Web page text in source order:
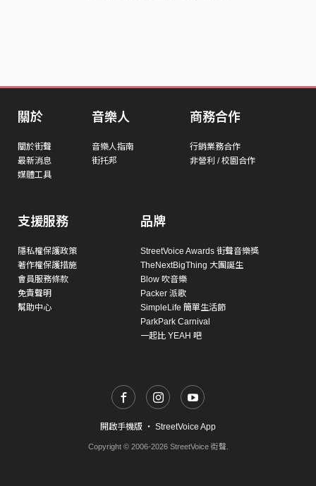
關於
關於街聲
最新消息
媒體工具
音樂人
音樂人指南
街托邦
商務合作
行銷業務合作
非營利 / 校園合作
支援服務
隱私權保護政策
著作權保護措施
會員服務條款
免責聲明
幫助中心
品牌
StreetVoice Awards 街聲音樂獎
TheNextBigThing 大團誕生
Blow 吹音樂
Packer 派歌
SimpleLife 簡單生活節
ParkPark Carnival
一起比 YEAH 吧
開啟手機版 ・ StreetVoice App
Copyright © 2006-2026 StreetVoice 街聲.